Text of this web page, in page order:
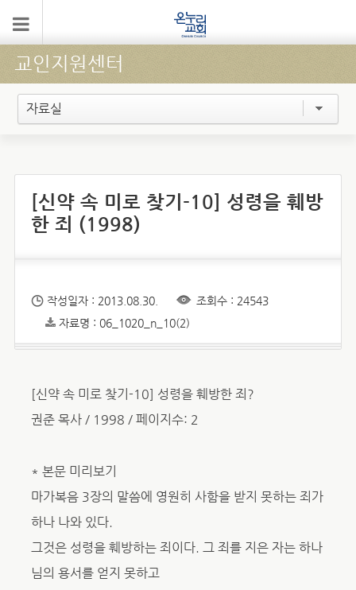
교인지원센터
자료실
[신약 속 미로 찾기-10] 성령을 훼방
한 죄 (1998)
작성일자 : 2013.08.30.
조회수 : 24543
자료명 : 06_1020_n_10(2)
[신약 속 미로 찾기-10] 성령을 훼방한 죄?
권준 목사 / 1998 / 페이지수: 2
* 본문 미리보기
마가복음 3장의 말씀에 영원히 사함을 받지 못하는 죄가
하나 나와 있다.
그것은 성령을 훼방하는 죄이다. 그 죄를 지은 자는 하나
님의 용서를 얻지 못하고